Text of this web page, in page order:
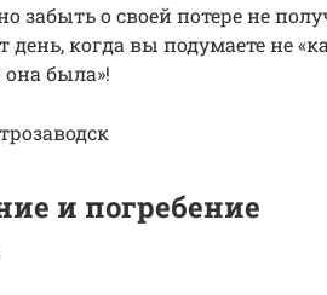
забыть о своей потере не
день, когда вы подумаете не
она была»!
и погребение